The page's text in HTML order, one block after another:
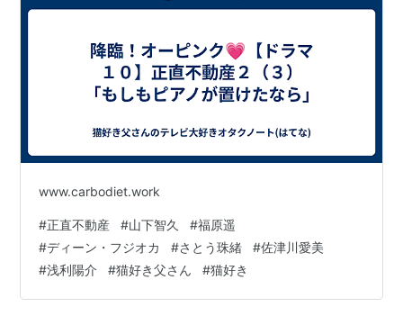
www.carbodiet.work
#正直不動産 #山下智久 #福原遥
#ディーン・フジオカ #さとう珠緒 #佐津川愛美
#浅利陽介 #猫好き父さん #猫好き